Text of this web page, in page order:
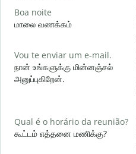
Boa noite
மாலை வணக்கம்
Vou te enviar um e-mail.
நான் உங்களுக்கு மின்னஞ்சல்
அனுப்புகிறேன்.
Qual é o horário da reunião?
கூட்டம் எத்தனை மணிக்கு?